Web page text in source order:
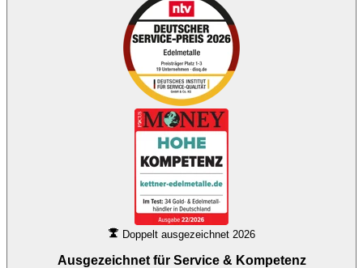
Doppelt ausgezeichnet 2026
Ausgezeichnet für Service & Kompetenz